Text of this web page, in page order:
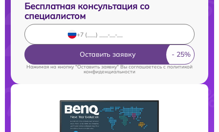
Бесплатная консультация со
специалистом
Оставить заявку
Нажимая на кнопку "Оставить заявку" Вы соглашаетесь cполитикой
конфиденциальности